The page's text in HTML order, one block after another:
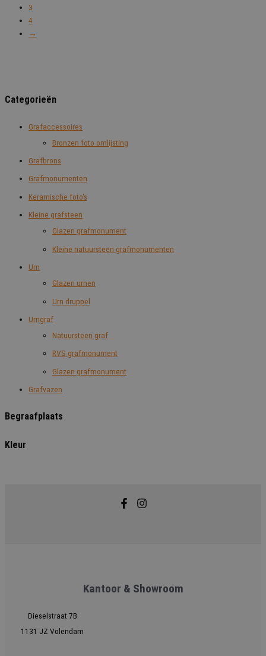
Categorieën
Grafaccessoires
Bronzen foto omlijsting
Grafbrons
Grafmonumenten
Keramische foto's
Kleine grafsteen
Glazen grafmonument
Kleine natuursteen grafmonumenten
Urn
Glazen urnen
Urn druppel
Urngraf
Natuursteen graf
RVS grafmonument
Glazen grafmonument
Grafvazen
Begraafplaats
Kleur
3
4
→
Kantoor & Showroom
Dieselstraat 7B
1131 JZ Volendam